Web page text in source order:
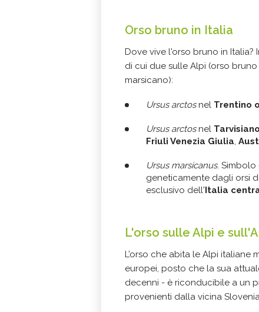
Orso bruno in Italia
Dove vive l'orso bruno in Italia?
di cui due sulle Alpi (orso
marsicano):
Ursus arctosnel Trentino
Ursus arctosnel Tarvisiano
Friuli Venezia Giulia,
Ursus marsicanus.
geneticamente dagli orsi
esclusivo dell'Italia
L'orso sulle Alpi e
L’orso che abita le Alpi italiane
europei, posto che la sua
decenni - è riconducibile a un
provenienti dalla vicina